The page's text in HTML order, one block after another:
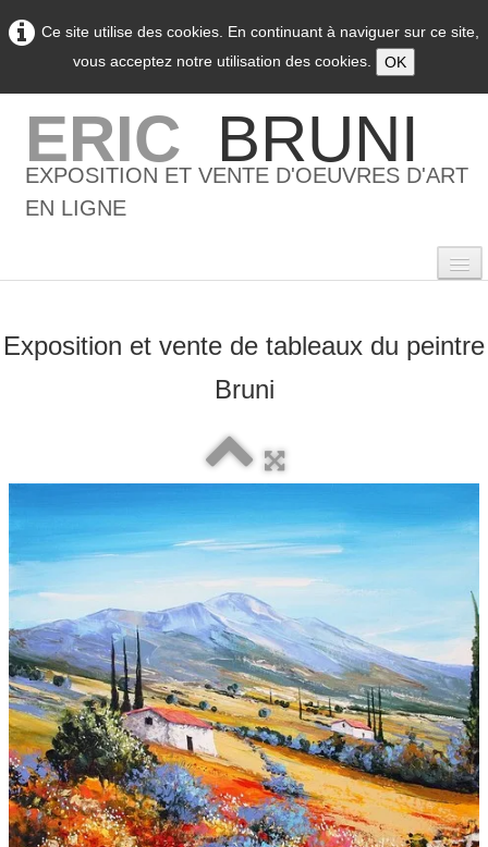
Ce site utilise des cookies. En continuant à naviguer sur ce site,
vous acceptez notre utilisation des cookies.
OK
ERIC BRUNI
EXPOSITION ET VENTE D'OEUVRES D'ART
EN LIGNE
0
Vente▼
Boutique
Contact
Newsletter
BLOG
Français
Exposition et vente de tableaux du peintre
Bruni